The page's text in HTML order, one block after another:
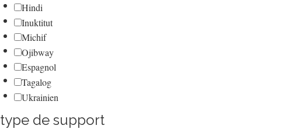
Hindi
Inuktitut
Michif
Ojibway
Espagnol
Tagalog
Ukrainien
type de support